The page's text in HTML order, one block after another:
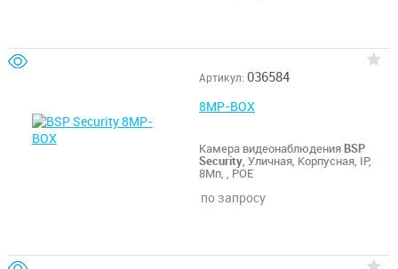
Артикул: 036584
8MP-BOX
Камера видеонаблюдения BSP
Security, Уличная, Корпусная, IP,
8Мп, , POE
по запросу